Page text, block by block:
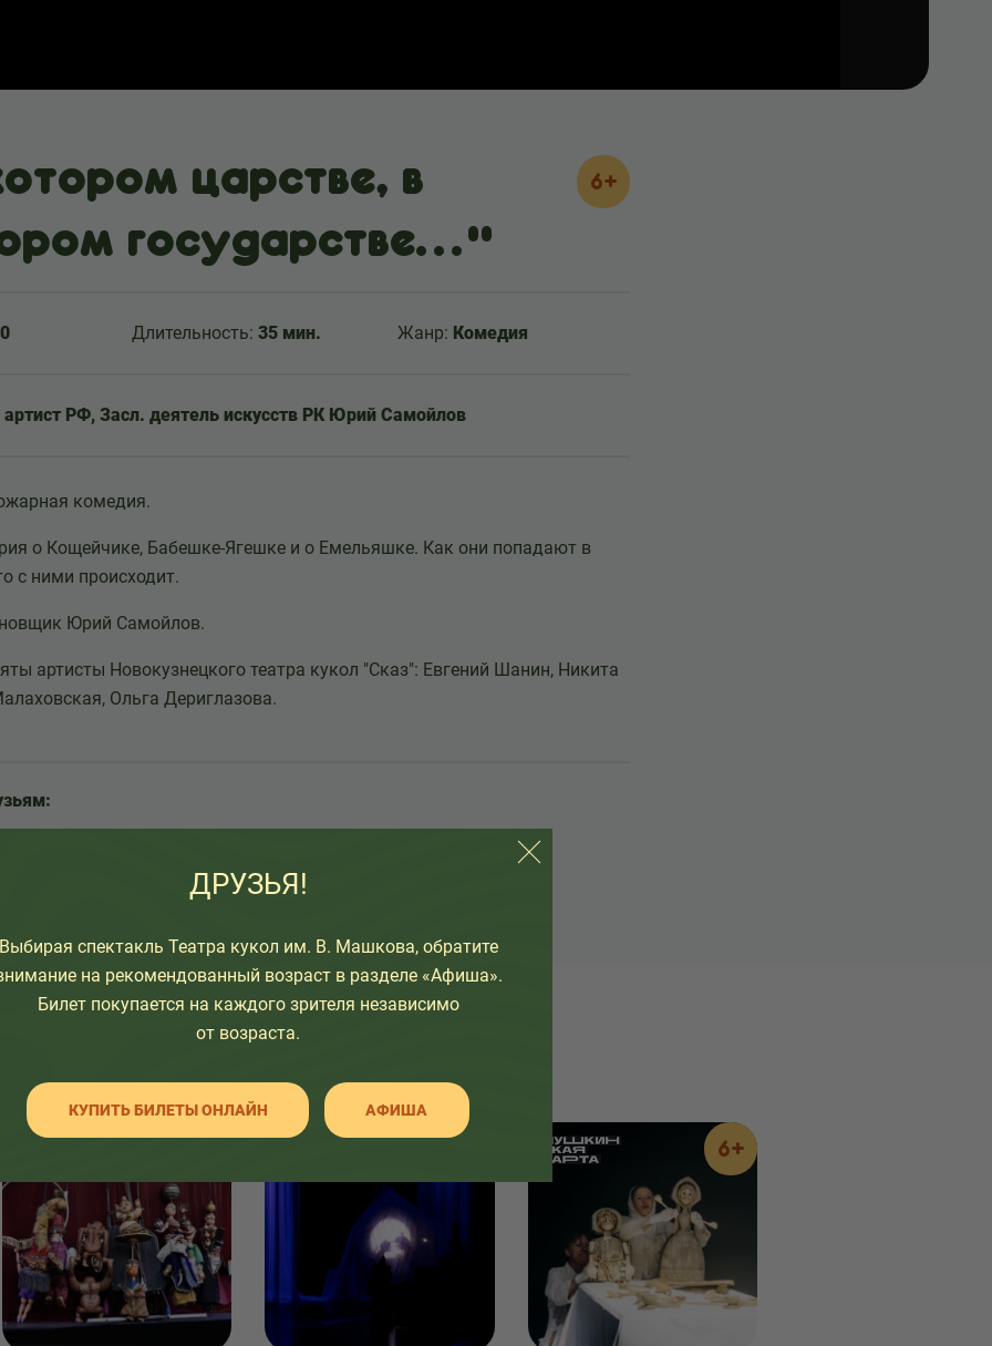
царстве, в
государстве…"
6+
Длительность: 35 мин. Жанр: Комедия
артист РФ, Засл. деятель искусств РК Юрий Самойлов
комедия.
о Кощейчике, Бабешке-Ягешке и о Емельяшке. Как они попадают в
с ними происходит.
Юрий Самойлов.
артисты Новокузнецкого театра кукол "Сказ": Евгений Шанин, Никита
Ольга Дериглазова.
Посмотрите также
6+
ДРУЗЬЯ!
спектакль Театра кукол им. В. Машкова, обратите
на рекомендованный возраст в разделе «Афиша».
Билет покупается на каждого зрителя независимо
от возраста.
КУПИТЬ БИЛЕТЫ ОНЛАЙН АФИША